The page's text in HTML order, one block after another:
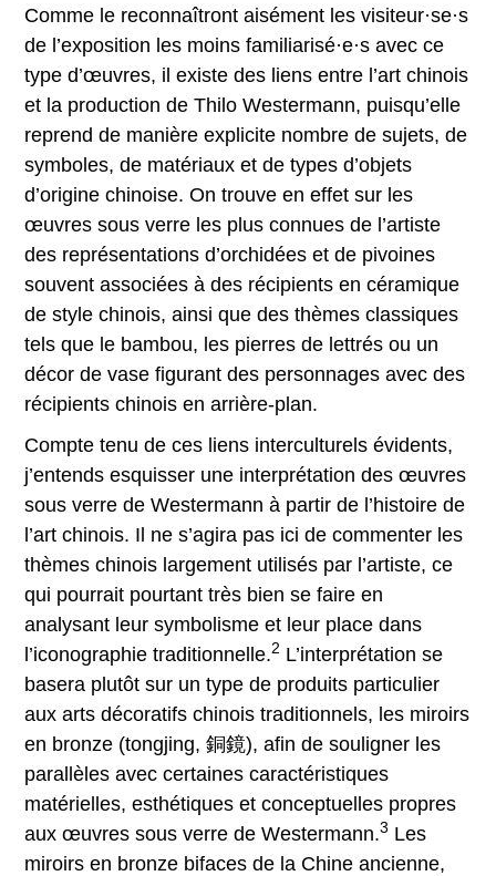
Comme le reconnaîtront aisément les visiteur·se·s
de l’exposition les moins familiarisé·e·s avec ce
type d’œuvres, il existe des liens entre l’art chinois
et la production de Thilo Westermann, puisqu’elle
reprend de manière explicite nombre de sujets, de
symboles, de matériaux et de types d’objets
d’origine chinoise. On trouve en effet sur les
œuvres sous verre les plus connues de l’artiste
des représentations d’orchidées et de pivoines
souvent associées à des récipients en céramique
de style chinois, ainsi que des thèmes classiques
tels que le bambou, les pierres de lettrés ou un
décor de vase figurant des personnages avec des
récipients chinois en arrière-plan.
Compte tenu de ces liens interculturels évidents,
j’entends esquisser une interprétation des œuvres
sous verre de Westermann à partir de l’histoire de
l’art chinois. Il ne s’agira pas ici de commenter les
thèmes chinois largement utilisés par l’artiste, ce
qui pourrait pourtant très bien se faire en
analysant leur symbolisme et leur place dans
l’iconographie traditionnelle.2 L’interprétation se
basera plutôt sur un type de produits particulier
aux arts décoratifs chinois traditionnels, les miroirs
en bronze (tongjing, 銅鏡), afin de souligner les
parallèles avec certaines caractéristiques
matérielles, esthétiques et conceptuelles propres
aux œuvres sous verre de Westermann.3 Les
miroirs en bronze bifaces de la Chine ancienne,